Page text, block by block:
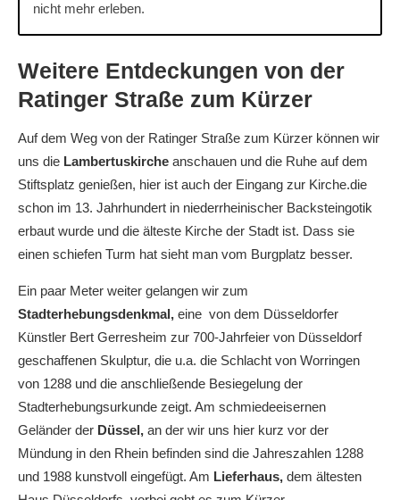
nicht mehr erleben.
Weitere Entdeckungen von der
Ratinger Straße zum Kürzer
Auf dem Weg von der Ratinger Straße zum Kürzer können wir
uns die Lambertuskirche anschauen und die Ruhe auf dem
Stiftsplatz genießen, hier ist auch der Eingang zur Kirche.die
schon im 13. Jahrhundert in niederrheinischer Backsteingotik
erbaut wurde und die älteste Kirche der Stadt ist. Dass sie
einen schiefen Turm hat sieht man vom Burgplatz besser.
Ein paar Meter weiter gelangen wir zum
Stadterhebungsdenkmal, eine von dem Düsseldorfer
Künstler Bert Gerresheim zur 700-Jahrfeier von Düsseldorf
geschaffenen Skulptur, die u.a. die Schlacht von Worringen
von 1288 und die anschließende Besiegelung der
Stadterhebungsurkunde zeigt. Am schmiedeeisernen
Geländer der Düssel, an der wir uns hier kurz vor der
Mündung in den Rhein befinden sind die Jahreszahlen 1288
und 1988 kunstvoll eingefügt. Am Lieferhaus, dem ältesten